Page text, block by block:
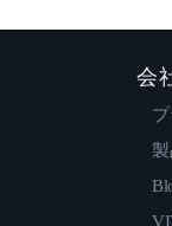
会